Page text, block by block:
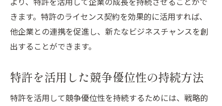
きます。特許のライセンス契約を効果的に活用すれば、
他企業との連携を促進し、新たなビジネスチャンスを創
出することができます。
特許を活用した競争優位性の持続方法
特許を活用して競争優位性を持続するためには、戦略的